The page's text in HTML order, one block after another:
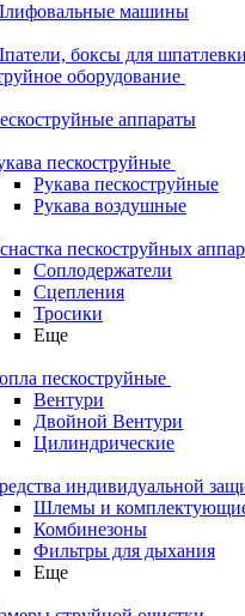
машины
боксы для шпатлевки
оборудование
аппараты
пескоструйные
Рукава пескоструйные
Рукава воздушные
пескоструйных
Соплодержатели
Сцепления
Тросики
Еще
пескоструйные
Вентури
Двойной Вентури
Цилиндрические
индивидуальной
Шлемы и
Комбинезоны
Фильтры для дыхания
Еще